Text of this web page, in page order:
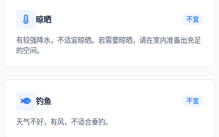
晾晒 不宜
有较强降水，不适宜晾晒。若需要晾晒，请在室内准备出充足
的空间。
钓鱼 不宜
天气不好，有风，不适合垂钓。